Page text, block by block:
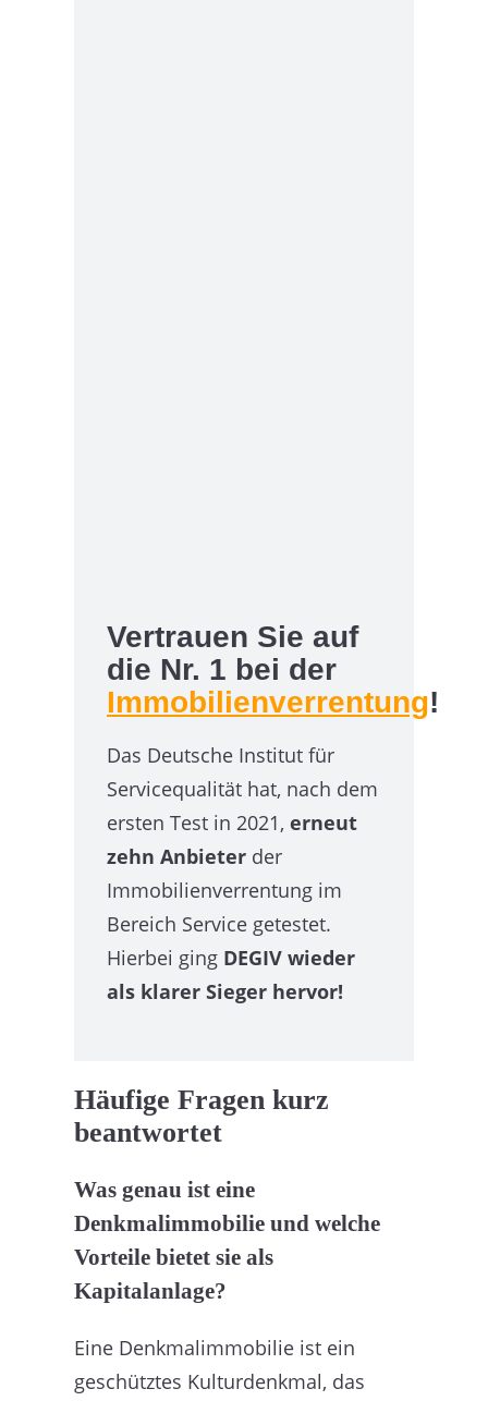
Vertrauen Sie auf
die Nr. 1 bei der
Immobilienverrentung!
Das Deutsche Institut für
Servicequalität hat, nach dem
ersten Test in 2021, erneut
zehn Anbieter der
Immobilienverrentung im
Bereich Service getestet.
Hierbei ging DEGIV wieder
als klarer Sieger hervor!
Häufige Fragen kurz
beantwortet
Was genau ist eine
Denkmalimmobilie und welche
Vorteile bietet sie als
Kapitalanlage?
Eine Denkmalimmobilie ist ein
geschütztes Kulturdenkmal, das